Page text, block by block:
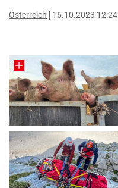
Österreich 16.10.2023 12:24